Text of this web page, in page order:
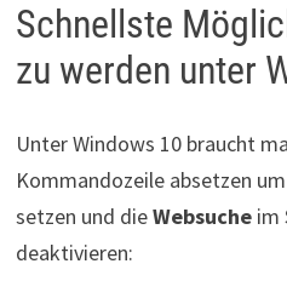
Schnellste
zu werden unter
Unter Windows 10 braucht
Kommandozeile absetzen
setzen und dieWebsucheim
deaktivieren: